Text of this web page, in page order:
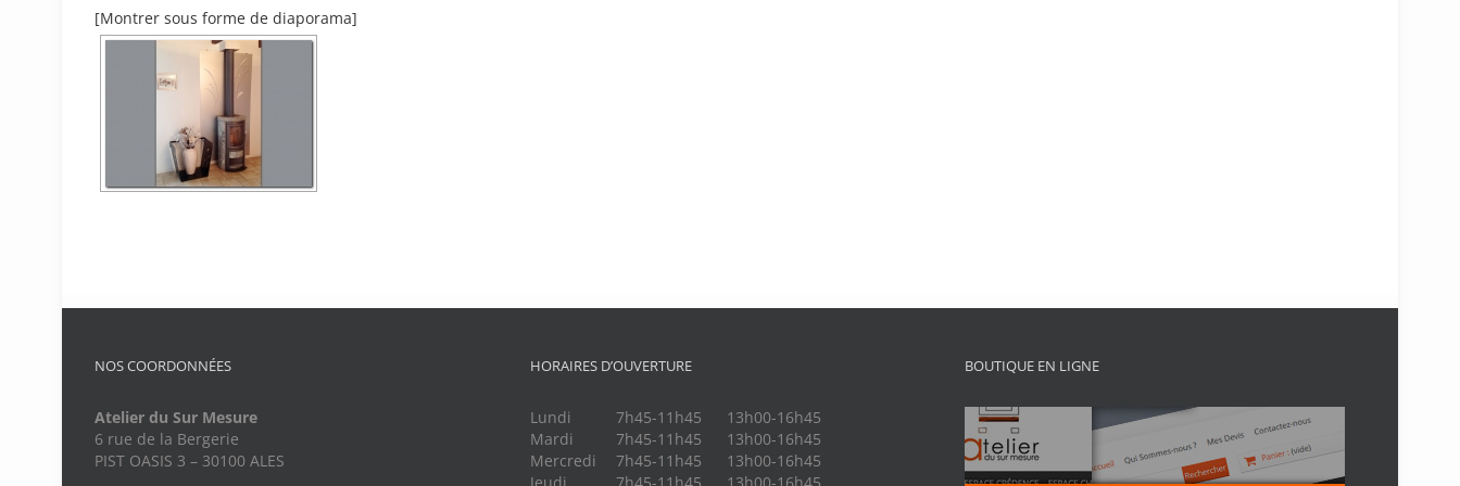
[Montrer sous forme de diaporama]
NOS COORDONNÉES
Atelier du Sur Mesure
6 rue de la Bergerie
PIST OASIS 3 – 30100 ALES
HORAIRES D’OUVERTURE
Lundi 7h45-11h45
13h00-16h45
Mardi
7h45-11h45
13h00-16h45
Mercredi
7h45-11h45
13h00-16h45
BOUTIQUE EN LIGNE